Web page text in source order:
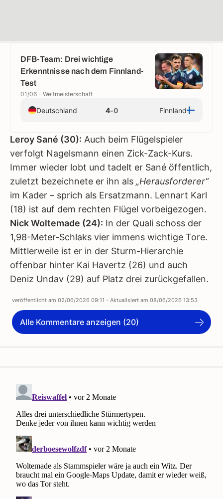
DFB-Team: Drei wichtige
Erkenntnisse nach dem Finnland-
Test
01/06 - Weltmeisterschaft
Deutschland 4-0 Finnland
Leroy Sané (30): Auch beim Flügelspieler
verfolgt Nagelsmann einen Zick-Zack-Kurs.
Immer wieder lobt und tadelt er Sané öffentlich,
zuletzt bezeichnete er ihn als „Herausforderer“
im Kader – sprich als Ersatzmann. Lennart Karl
(18) ist auf dem rechten Flügel vorbeigezogen.
Nick Woltemade (24): In der Quali schoss der
1,98-Meter-Schlaks vier immens wichtige Tore.
Mittlerweile ist er in der Sturm-Hierarchie
offenbar hinter Kai Havertz (26) und auch
Deniz Undav (29) auf Platz drei zurückgefallen.
veröffentlicht am 02/06/2026 09:11 - Aktualisiert am 08/06/2026 13:53
Alle Kommentare anzeigen (20)